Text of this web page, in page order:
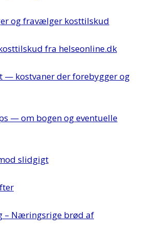
og fravælger kosttilskud
fra helseonline.dk
— kostvaner der forebygger og
— om bogen og eventuelle
slidgigt
– Næringsrige brød af